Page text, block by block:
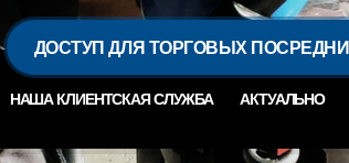
НАША КЛИЕНТСКАЯ СЛУЖБА АКТУАЛЬНО
ДОСТУП ДЛЯ ТОРГОВЫХ